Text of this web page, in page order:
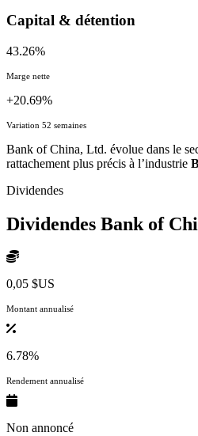
Capital & détention
43.26%
Marge nette
+20.69%
Variation 52 semaines
Bank of China, Ltd. évolue dans le
rattachement plus précis à l’industrie
Dividendes
Dividendes Bank of
0,05 $US
Montant annualisé
6.78%
Rendement annualisé
Non annoncé